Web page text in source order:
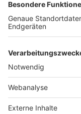
Nutzungsbedingungen